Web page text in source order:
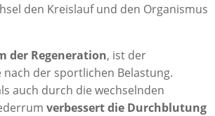
den Kreislauf und den Organismus
der Regeneration, ist der
nach der sportlichen Belastung.
auch durch die wechselnden
verbessert die Durchblutung